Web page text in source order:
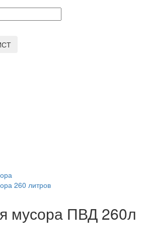
260 литров
мусора ПВД 260л